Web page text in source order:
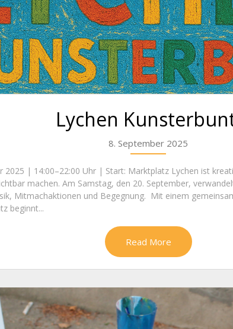
Lychen
8. September 2025
2025 | 14:00–22:00 Uhr | Start: Marktplatz Lychen ist
machen. Am Samstag, den 20. September,
Mitmachaktionen und Begegnung. Mit einem
beginnt...
Read More